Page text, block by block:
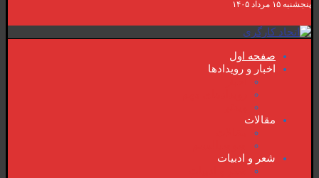
پنجشنبه ۱۵ مرداد ۱۴۰۵
صفحە اول
اخبار و رویدادها
مقالات
شعر و ادبیات